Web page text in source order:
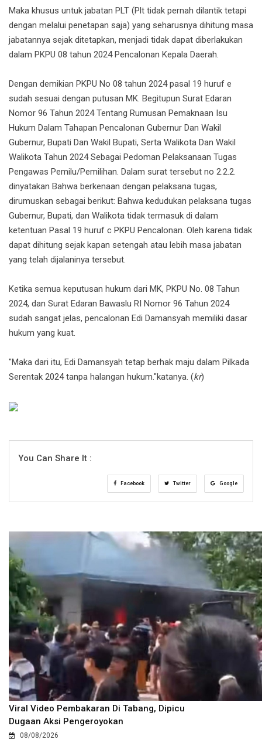
Maka khusus untuk jabatan PLT (Plt tidak pernah dilantik tetapi
dengan melalui penetapan saja) yang seharusnya dihitung masa
jabatannya sejak ditetapkan, menjadi tidak dapat diberlakukan
dalam PKPU 08 tahun 2024 Pencalonan Kepala Daerah.
Dengan demikian PKPU No 08 tahun 2024 pasal 19 huruf e
sudah sesuai dengan putusan MK. Begitupun Surat Edaran
Nomor 96 Tahun 2024 Tentang Rumusan Pemaknaan Isu
Hukum Dalam Tahapan Pencalonan Gubernur Dan Wakil
Gubernur, Bupati Dan Wakil Bupati, Serta Walikota Dan Wakil
Walikota Tahun 2024 Sebagai Pedoman Pelaksanaan Tugas
Pengawas Pemilu/Pemilihan. Dalam surat tersebut no 2.2.2.
dinyatakan Bahwa berkenaan dengan pelaksana tugas,
dirumuskan sebagai berikut: Bahwa kedudukan pelaksana tugas
Gubernur, Bupati, dan Walikota tidak termasuk di dalam
ketentuan Pasal 19 huruf c PKPU Pencalonan. Oleh karena tidak
dapat dihitung sejak kapan setengah atau lebih masa jabatan
yang telah dijalaninya tersebut.
Ketika semua keputusan hukum dari MK, PKPU No. 08 Tahun
2024, dan Surat Edaran Bawaslu RI Nomor 96 Tahun 2024
sudah sangat jelas, pencalonan Edi Damansyah memiliki dasar
hukum yang kuat.
"Maka dari itu, Edi Damansyah tetap berhak maju dalam Pilkada
Serentak 2024 tanpa halangan hukum."katanya. (kr)
You Can Share It :
Facebook Twitter Google
Viral Video Pembakaran Di Tabang, Dipicu
Dugaan Aksi Pengeroyokan
08/08/2026